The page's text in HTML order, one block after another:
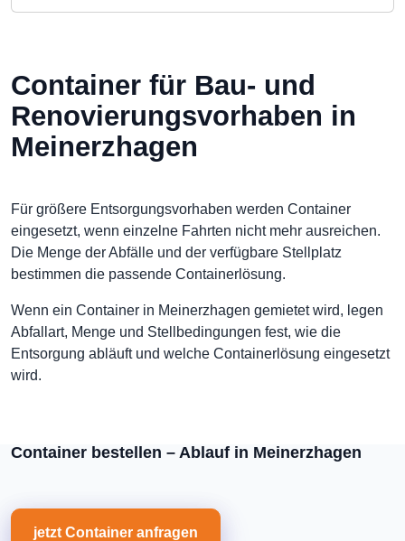
Container für Bau- und
Renovierungsvorhaben in
Meinerzhagen
Für größere Entsorgungsvorhaben werden Container
eingesetzt, wenn einzelne Fahrten nicht mehr ausreichen.
Die Menge der Abfälle und der verfügbare Stellplatz
bestimmen die passende Containerlösung.
Wenn ein Container in Meinerzhagen gemietet wird, legen
Abfallart, Menge und Stellbedingungen fest, wie die
Entsorgung abläuft und welche Containerlösung eingesetzt
wird.
Container bestellen – Ablauf in Meinerzhagen
jetzt Container anfragen